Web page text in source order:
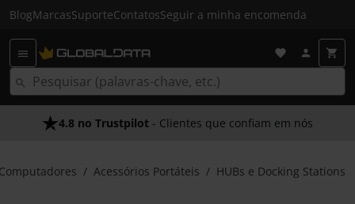
BlogMarcasSuporteContatosSeguir a minha encomenda
4.8 no Trustpilot - Clientes que confiam em nós
Acessórios Portáteis HUBs e Docking Stations